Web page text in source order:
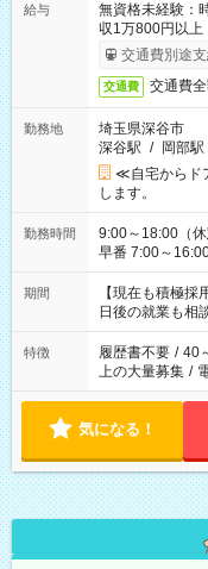
給与
無資格未経験
収1万800円以上
交通費別途支
交通費 交通費
勤務地
埼玉県深谷市
深谷駅 / 岡部駅
≪自宅からド
します。
勤務時間
9:00～18:00（休憩60分） ■ご希望があ
早番 7:00～16:00 遅番
い」 「余裕を持
たくない」 など、
の方へ 今ご覧の
の勤務時間。 合
期間
【現在も積極
日後の就業も相
特徴 履歴書不要 / 40
上の大量募集 /
気になる！